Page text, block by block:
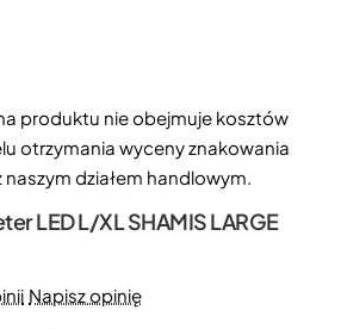
produktu nie obejmuje kosztów
otrzymania wyceny znakowania
działem handlowym.
LED L/XL SHAMIS LARGE
Napisz opinię